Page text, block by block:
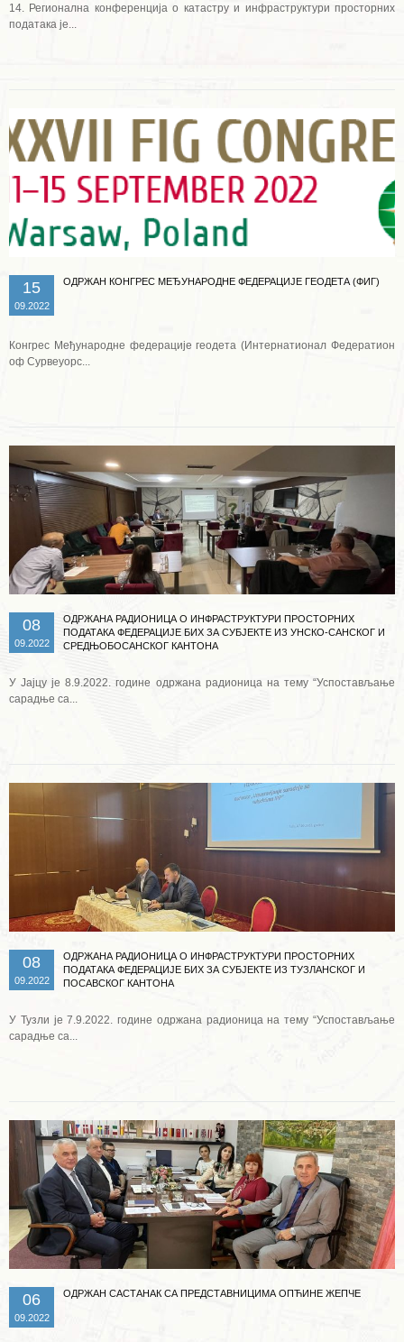
14. Регионална конференција о катастру и инфраструктури просторних
података је...
15
09.2022
ОДРЖАН КОНГРЕС МЕЂУНАРОДНЕ ФЕДЕРАЦИЈЕ ГЕОДЕТА (ФИГ)
Конгрес Међународне федерације геодета (Интернатионал Федератион
оф Сурвеyорс...
08
09.2022
ОДРЖАНА РАДИОНИЦА О ИНФРАСТРУКТУРИ ПРОСТОРНИХ
ПОДАТАКА ФЕДЕРАЦИЈЕ БИХ ЗА СУБЈЕКТЕ ИЗ УНСКО-САНСКОГ И
СРЕДЊОБОСАНСКОГ КАНТОНА
У Јајцу је 8.9.2022. године одржана радионица на тему “Успостављање
сарадње са...
08
09.2022
ОДРЖАНА РАДИОНИЦА О ИНФРАСТРУКТУРИ ПРОСТОРНИХ
ПОДАТАКА ФЕДЕРАЦИЈЕ БИХ ЗА СУБЈЕКТЕ ИЗ ТУЗЛАНСКОГ И
ПОСАВСКОГ КАНТОНА
У Тузли је 7.9.2022. године одржана радионица на тему “Успостављање
сарадње са...
06
09.2022
ОДРЖАН САСТАНАК СА ПРЕДСТАВНИЦИМА ОПЋИНЕ ЖЕПЧЕ